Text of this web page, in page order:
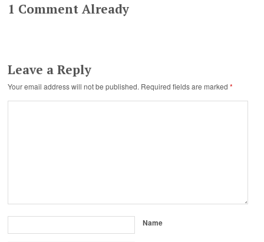
1 Comment Already
Leave a Reply
Your email address will not be published. Required fields are marked*
Name